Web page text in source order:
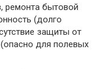
ремонта бытовой
(долго
защиты от
(опасно для полевых